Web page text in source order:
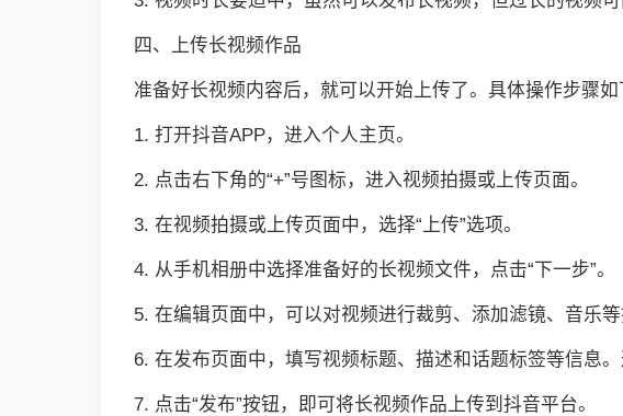
四、上传长视频作品
准备好长视频内容后，就可以开始上传了。具体操作步骤如
1. 打开抖音APP，进入个人主页。
2. 点击右下角的“+”号图标，进入视频拍摄或上传页面。
3. 在视频拍摄或上传页面中，选择“上传”选项。
4. 从手机相册中选择准备好的长视频文件，点击“下一步”。
5. 在编辑页面中，可以对视频进行裁剪、添加滤镜、音乐等
6. 在发布页面中，填写视频标题、描述和话题标签等信息
7. 点击“发布”按钮，即可将长视频作品上传到抖音平台。